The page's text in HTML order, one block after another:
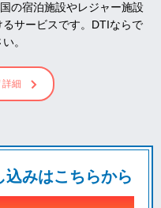
の宿泊施設やレジャー施設
サービスです。DTIならで
。
詳細
みはこちらから